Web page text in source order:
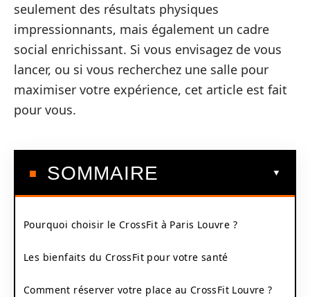
seulement des résultats physiques
impressionnants, mais également un cadre
social enrichissant. Si vous envisagez de vous
lancer, ou si vous recherchez une salle pour
maximiser votre expérience, cet article est fait
pour vous.
SOMMAIRE
Pourquoi choisir le CrossFit à Paris Louvre ?
Les bienfaits du CrossFit pour votre santé
Comment réserver votre place au CrossFit Louvre ?